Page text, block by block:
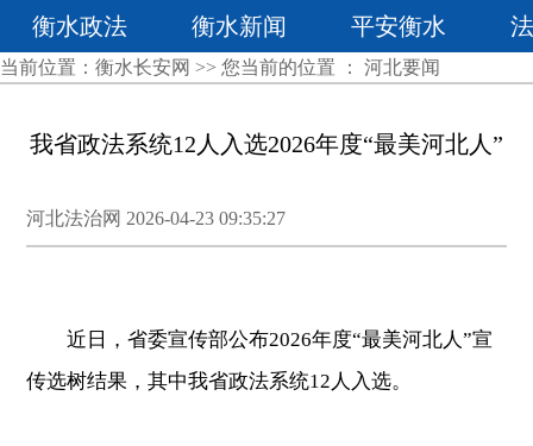
衡水政法 衡水新闻 平安衡水
当前位置： 衡水长安网 >> 您当前的位置 ： 河北要闻
我省政法系统12人入选2026年度“最美河北人”
河北法治网 2026-04-23 09:35:27
近日，省委宣传部公布2026年度“最美河北人”宣
传选树结果，其中我省政法系统12人入选。